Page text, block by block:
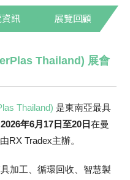
訊 展覽回顧
Thailand) 展會
Thailand) 是東南亞最具
2026年6月17日至20日在曼
RX Tradex主辦。
加工、循環回收、智慧製